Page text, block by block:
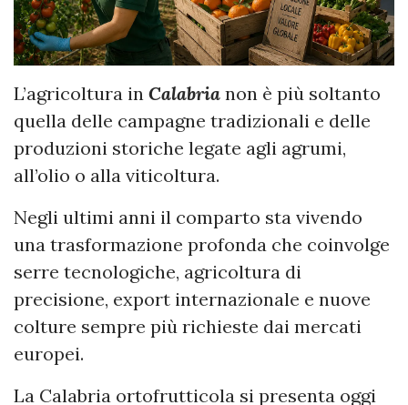
L’agricoltura in Calabria non è più soltanto
quella delle campagne tradizionali e delle
produzioni storiche legate agli agrumi,
all’olio o alla viticoltura.
Negli ultimi anni il comparto sta vivendo
una trasformazione profonda che coinvolge
serre tecnologiche, agricoltura di
precisione, export internazionale e nuove
colture sempre più richieste dai mercati
europei.
La Calabria ortofrutticola si presenta oggi